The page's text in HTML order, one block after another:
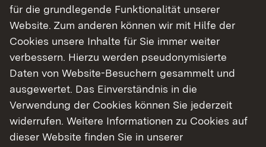
F
Feuerwehrwesen
Feststellen einer Behinderung
Fischereiwesen
Flüchtlinge - Aufnahme, Unterbringung
und Verteilung
Förderprogramme
Frühkindliche Bildung
für die grundlegende Funktionalität unserer
Website. Zum anderen können wir mit Hilfe der
Cookies unsere Inhalte für Sie immer weiter
verbessern. Hierzu werden pseudonymisierte
Daten von Website-Besuchern gesammelt und
ausgewertet. Das Einverständnis in die
Verwendung der Cookies können Sie jederzeit
widerrufen. Weitere Informationen zu Cookies auf
dieser Website finden Sie in unserer